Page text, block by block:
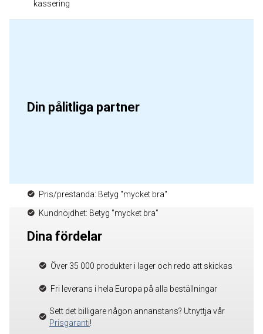
kassering
Din pålitliga partner
Pris/prestanda: Betyg "mycket bra"
Kundnöjdhet: Betyg "mycket bra"
Dina fördelar
Över 35 000 produkter i lager och redo att skickas
Fri leverans i hela Europa på alla beställningar
Sett det billigare någon annanstans? Utnyttja vår
Prisgaranti!